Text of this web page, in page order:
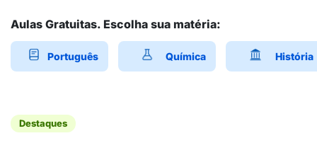
Aulas Gratuitas. Escolha sua matéria:
Português Química História
Destaques